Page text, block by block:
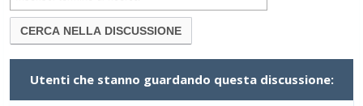
Utenti che stanno guardando questa discussione: